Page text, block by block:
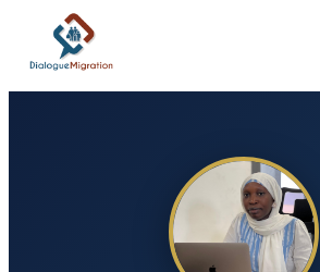
Saisissez au moins 2 caractères.
⌘ ou Ctrl+K pour ouvrir